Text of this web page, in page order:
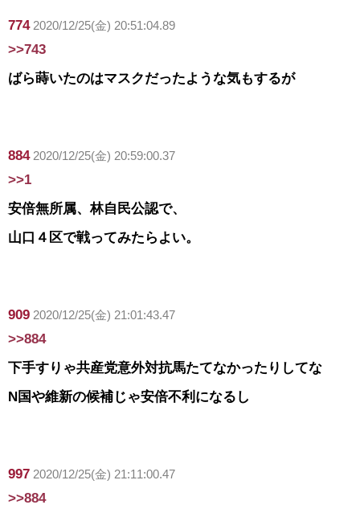
774 2020/12/25(金) 20:51:04.89
>>743
ばら蒔いたのはマスクだったような気もするが
884 2020/12/25(金) 20:59:00.37
>>1
安倍無所属、林自民公認で、
山口４区で戦ってみたらよい。
909 2020/12/25(金) 21:01:43.47
>>884
下手すりゃ共産党意外対抗馬たてなかったりしてな
N国や維新の候補じゃ安倍不利になるし
997 2020/12/25(金) 21:11:00.47
>>884